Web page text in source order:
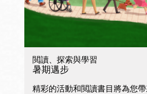
閲讀、探索與學習
暑期邁步
精彩的活動和閲讀書目將為您